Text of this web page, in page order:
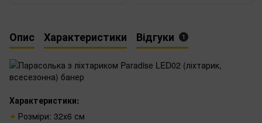
Опис Характеристики Відгуки 1
Характеристики:
Розміри: 32х6 см